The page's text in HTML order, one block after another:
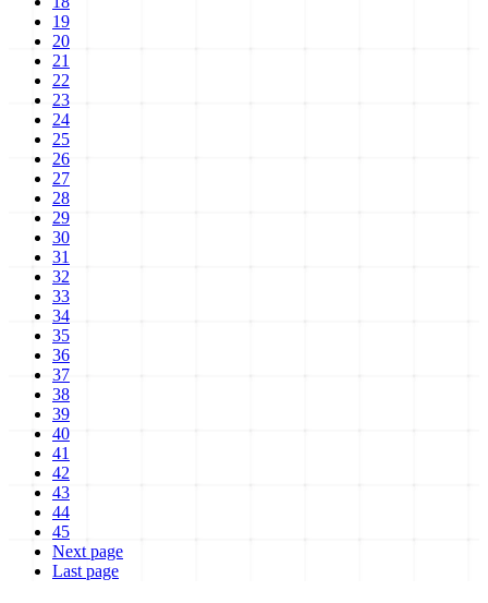
19
20
21
22
23
24
25
26
27
28
29
30
31
32
33
34
35
36
37
38
39
40
41
42
43
44
45
Next page
Last page